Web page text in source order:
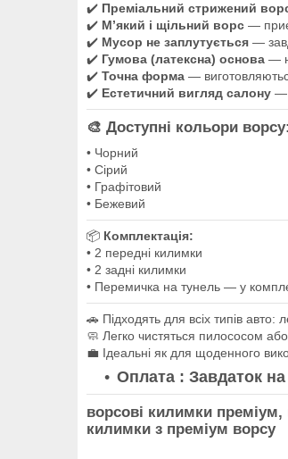
✔️ Преміальний стрижений
✔️ М’який і щільний ворс —
✔️ Мусор не заплутується —
✔️ Гумова (латексна) основа —
✔️ Точна форма —
✔️ Естетичний вигляд салону —
🎨 Доступні кольори ворсу:
• Чорний
• Сірий
• Графітовий
• Бежевий
📦 Комплектація:
• 2 передні килимки
• 2 задні килимки
• Перемичка на тунель — у
🚗 Підходять для всіх типів авто:
🧼 Легко чистяться пилососом
💼 Ідеальні як для щоденного
Оплата : Завдаток
ворсові килимки
килимки з преміум ворсу